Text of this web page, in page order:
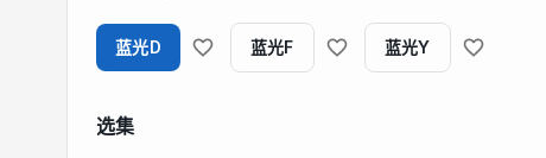
蓝光D 蓝光F 蓝光Y
选集